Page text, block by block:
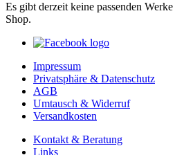
Es gibt derzeit keine passenden
Shop.
Impressum
Privatsphäre & Datenschutz
AGB
Umtausch & Widerruf
Versandkosten
Kontakt & Beratung
Links